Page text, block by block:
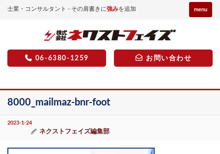
士業・コンサルタント - その肩書きに強みを追加 menu
06-6380-1259 お問い合わせ
8000_mailmaz-bnr-foot
2023-1-24
ネクストフェイズ編集部